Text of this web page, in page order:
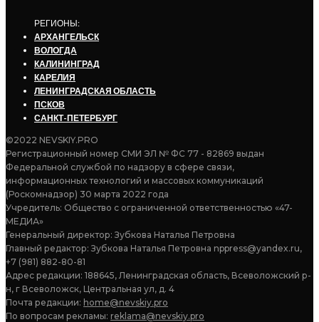
РЕГИОНЫ:
АРХАНГЕЛЬСК
ВОЛОГДА
КАЛИНИНГРАД
КАРЕЛИЯ
ЛЕНИНГРАДСКАЯ ОБЛАСТЬ
ПСКОВ
САНКТ-ПЕТЕРБУРГ
©2022 NEVSKIY.PRO
Регистрационный номер СМИ ЭЛ № ФС 77 - 82869 выдан
Федеральной службой по надзору в сфере связи,
информационных технологий и массовых коммуникаций
(Роскомнадзор) 30 марта 2022 года
Учредитель: Общество с ограниченной ответственностью «47-
МЕДИА»
Генеральный директор: Зубкова Наталья Петровна
Главный редактор: Зубкова Наталья Петровна nppress@yandex.ru,
+7 (981) 882-80-81
Адрес редакции: 188645, Ленинградская область, Всеволожский р-
н, г Всеволожск, Центральная ул, д. 4
Почта редакции: home@nevskiy.pro
По вопросам рекламы: reklama@nevskiy.pro